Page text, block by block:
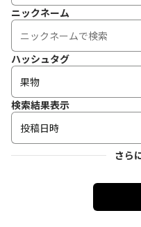
ニックネーム
ハッシュタグ
検索結果表示
投稿日時
さら